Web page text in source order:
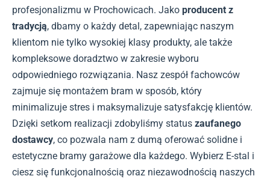
profesjonalizmu w Prochowicach. Jako producent z
tradycją, dbamy o każdy detal, zapewniając naszym
klientom nie tylko wysokiej klasy produkty, ale także
kompleksowe doradztwo w zakresie wyboru
odpowiedniego rozwiązania. Nasz zespół fachowców
zajmuje się montażem bram w sposób, który
minimalizuje stres i maksymalizuje satysfakcję klientów.
Dzięki setkom realizacji zdobyliśmy status zaufanego
dostawcy, co pozwala nam z dumą oferować solidne i
estetyczne bramy garażowe dla każdego. Wybierz E-stal i
ciesz się funkcjonalnością oraz niezawodnością naszych